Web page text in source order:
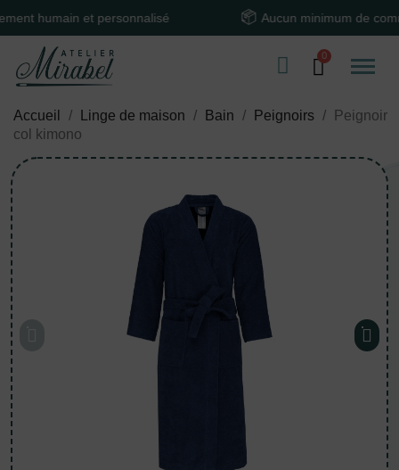
et personnalisé Aucun minimum de commande
Accueil Linge de maison Bain Peignoirs
Peignoir
col kimono